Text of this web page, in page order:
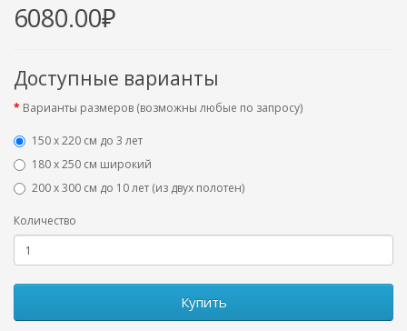
6080.00₽
Доступные варианты
Варианты размеров (возможны любые по запросу)
150 х 220 см до 3 лет
180 х 250 см широкий
200 х 300 см до 10 лет (из двух полотен)
Количество
Купить